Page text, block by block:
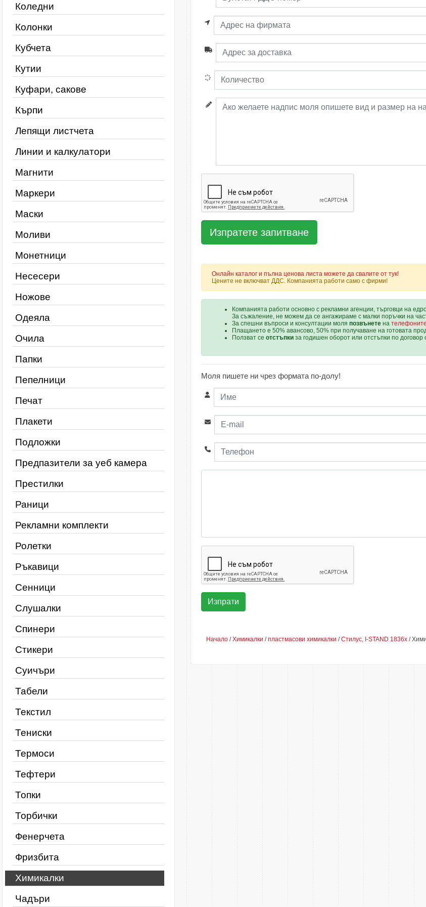
Коледни
Колонки
Кубчета
Кутии
Куфари, сакове
Кърпи
Лепящи листчета
Линии и калкулатори
Магнити
Маркери
Маски
Моливи
Монетници
Несесери
Ножове
Одеяла
Очила
Папки
Пепелници
Печат
Плакети
Подложки
Предпазители за уеб камера
Престилки
Раници
Рекламни комплекти
Ролетки
Ръкавици
Сенници
Слушалки
Спинери
Стикери
Суичъри
Табели
Текстил
Тениски
Термоси
Тефтери
Топки
Торбички
Фенерчета
Фризбита
Химикалки
Чадъри
Онлайн каталог и пълна ценова листа можете да свалите от тук!
Цените не включват ДДС. Компанията работи само с фирми!
Компанията работи основно с рекламни агенции, търговци на
За съжаление, не можем да се ангажираме с малки поръчки на
За спешни въпроси и консултации моля позвънете на
Плащането е 50% авансово, 50% при получаване на готовата
Ползват се отстъпки за годишен оборот или отстъпки по
Моля пишете ни чрез формата по-долу!
Начало /Химикалки /пластмасови химикалки /Стилус, I-STAND 1836x /